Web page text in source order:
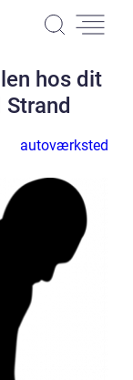
hos dit
autoværksted